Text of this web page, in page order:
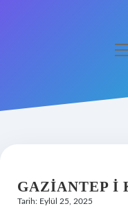
Hakkımızda
GAZIANTEP I
Tarih: Eylül 25, 2025